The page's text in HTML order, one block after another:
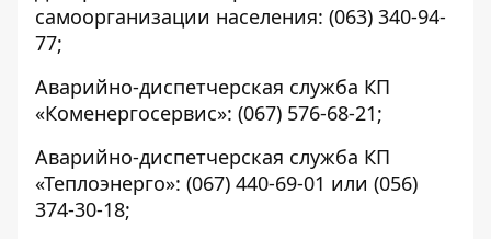
самоорганизации населения: (063) 340-94-
77;
Аварийно-диспетчерская служба КП
«Коменергосервис»: (067) 576-68-21;
Аварийно-диспетчерская служба КП
«Теплоэнерго»: (067) 440-69-01 или (056)
374-30-18;